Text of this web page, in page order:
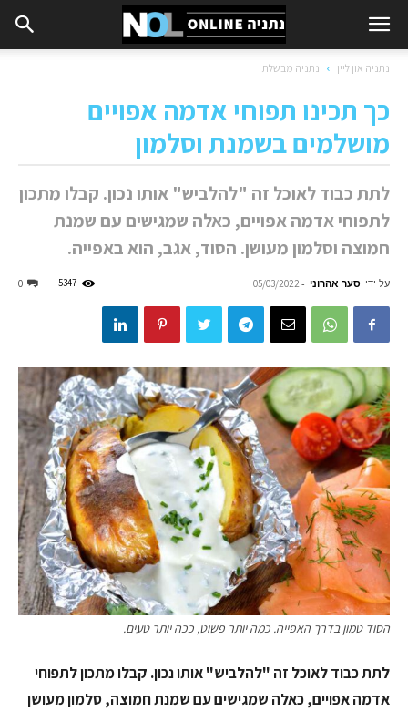
נתניה און ליין נתניה מבשלת
כך תכינו תפוחי אדמה אפויים
מושלמים בשמנת וסלמון
לתת כבוד לאוכל זה "להלביש" אותו נכון. קבלו מתכון
לתפוחי אדמה אפויים, כאלה שמגישים עם שמנת
חמוצה וסלמון מעושן. הסוד, אגב, הוא באפייה.
על ידי סער אהרוני -
05/03/2022
0 5347
הסוד טמון בדרך האפייה. כמה יותר פשוט, ככה יותר טעים.
לתת כבוד לאוכל זה "להלביש" אותו נכון. קבלו מתכון לתפוחי
אדמה אפויים, כאלה שמגישים עם שמנת חמוצה, סלמון מעושן